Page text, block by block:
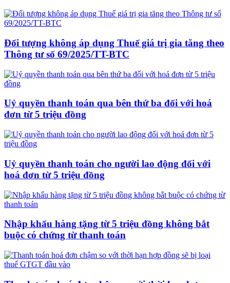
Đối tượng không áp dụng Thuế giá trị gia tăng theo
Thông tư số 69/2025/TT-BTC
Uỷ quyền thanh toán qua bên thứ ba đối với hoá
đơn từ 5 triệu đồng
Uỷ quyền thanh toán cho người lao động đối với
hoá đơn từ 5 triệu đồng
Nhập khẩu hàng tặng từ 5 triệu đồng không bắt
buộc có chứng từ thanh toán